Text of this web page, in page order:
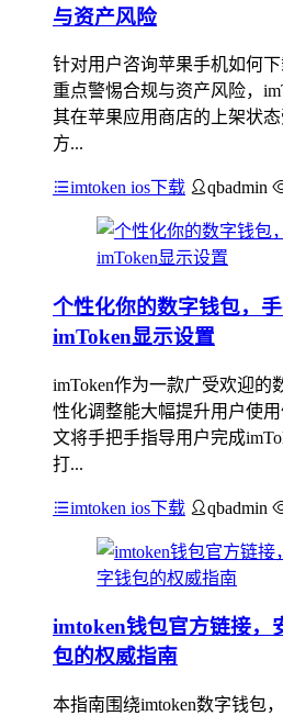
与资产风险
针对用户咨询苹果手机如何
重点警惕合规与资产风险，
其在苹果应用商店的上架状
方...
imtoken ios下载 qbadmin
个性化你的数字钱包，
imToken显示设置
imToken作为一款广受欢迎的
性化调整能大幅提升用户使
文将手把手指导用户完成
打...
imtoken ios下载 qbadmin
imtoken钱包官方链接，
包的权威指南
本指南围绕imtoken数字钱包